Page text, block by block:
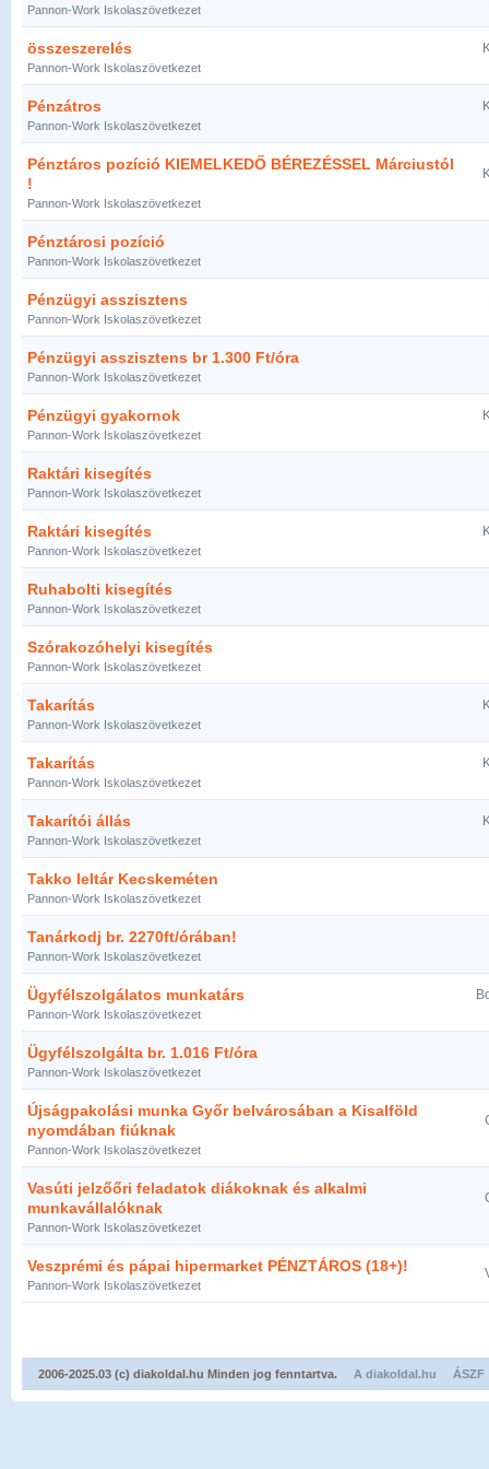
Pannon-Work Iskolaszövetkezet
összeszerelés
Pannon-Work Iskolaszövetkezet
Pénzátros
Pannon-Work Iskolaszövetkezet
Pénztáros pozíció KIEMELKEDŐ BÉREZÉSSEL Márciustól
!
Pannon-Work Iskolaszövetkezet
Pénztárosi pozíció
Pannon-Work Iskolaszövetkezet
Pénzügyi asszisztens
Pannon-Work Iskolaszövetkezet
Pénzügyi asszisztens br 1.300 Ft/óra
Pannon-Work Iskolaszövetkezet
Pénzügyi gyakornok
Pannon-Work Iskolaszövetkezet
Raktári kisegítés
Pannon-Work Iskolaszövetkezet
Raktári kisegítés
Pannon-Work Iskolaszövetkezet
Ruhabolti kisegítés
Pannon-Work Iskolaszövetkezet
Szórakozóhelyi kisegítés
Pannon-Work Iskolaszövetkezet
Takarítás
Pannon-Work Iskolaszövetkezet
Takarítás
Pannon-Work Iskolaszövetkezet
Takarítói állás
Pannon-Work Iskolaszövetkezet
Takko leltár Kecskeméten
Pannon-Work Iskolaszövetkezet
Tanárkodj br. 2270ft/órában!
Pannon-Work Iskolaszövetkezet
Ügyfélszolgálatos munkatárs
Pannon-Work Iskolaszövetkezet
Ügyfélszolgálta br. 1.016 Ft/óra
Pannon-Work Iskolaszövetkezet
Újságpakolási munka Győr belvárosában a Kisalföld
nyomdában fiúknak
Pannon-Work Iskolaszövetkezet
Vasúti jelzőőri feladatok diákoknak és alkalmi
munkavállalóknak
Pannon-Work Iskolaszövetkezet
Veszprémi és pápai hipermarket PÉNZTÁROS (18+)!
Pannon-Work Iskolaszövetkezet
2006-2025.03 (c) diakoldal.hu Minden jog fenntartva. A diakoldal.hu ÁSZF